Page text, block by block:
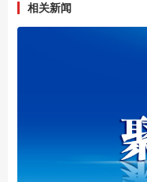
相关新闻